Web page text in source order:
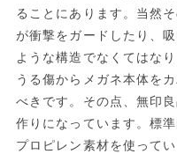
ることにあります。当然
が衝撃をガードしたり、
ような構造でなくてはな
うる傷からメガネ本体を
べきです。その点、無印
作りになっています。標
プロピレン素材を使って